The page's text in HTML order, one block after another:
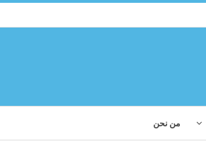
من نحن